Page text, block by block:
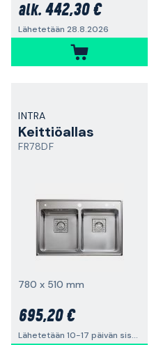
alk. 442,30 €
Lähetetään 28.8.2026
INTRA
Keittiöallas
FR78DF
780 x 510 mm
695,20 €
Lähetetään 10-17 päivän sisällä